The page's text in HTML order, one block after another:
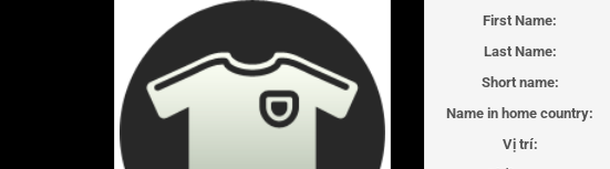
First Name:
Last Name:
Short name:
Name in home country:
Vị trí: